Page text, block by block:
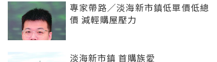
專家帶路／淡海新市鎮低單價低總
價 減輕購屋壓力
淡海新市鎮 首購族愛